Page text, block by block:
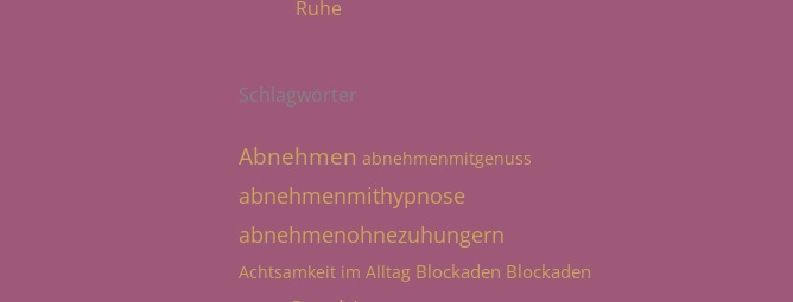
Ruhe
Schlagwörter
Abnehmen abnehmenmitgenuss
abnehmenmithypnose
abnehmenohnezuhungern
Achtsamkeit im Alltag Blockaden Blockaden